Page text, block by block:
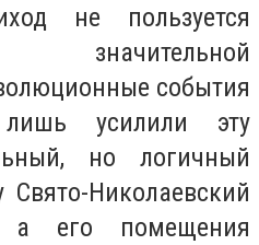
не пользуется
значительной
события
усилили эту
но логичный
Николаевский
а его помещения